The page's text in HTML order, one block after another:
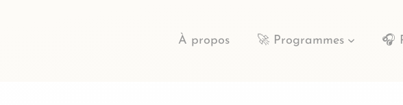
À propos 🚀 Programmes 🎧